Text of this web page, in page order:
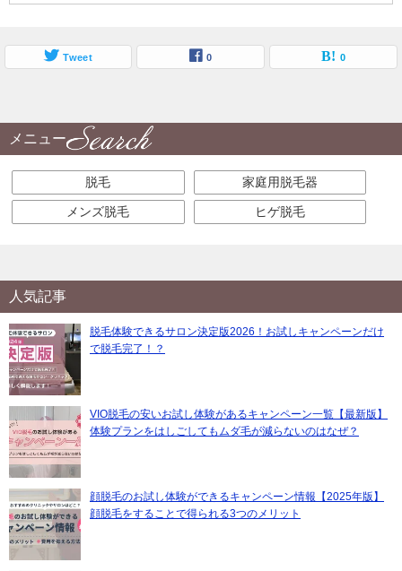
Tweet 0 0
メニュー
脱毛 家庭用脱毛器
メンズ脱毛 ヒゲ脱毛
人気記事
脱毛体験できるサロン決定版2026！お試しキャンペーンだけ
で脱毛完了！？
VIO脱毛の安いお試し体験があるキャンペーン一覧【最新版】
体験プランをはしごしてもムダ毛が減らないのはなぜ？
顔脱毛のお試し体験ができるキャンペーン情報【2025年版】
顔脱毛をすることで得られる3つのメリット